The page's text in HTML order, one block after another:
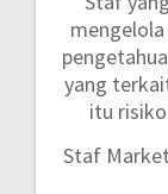
yang
itu
Staf